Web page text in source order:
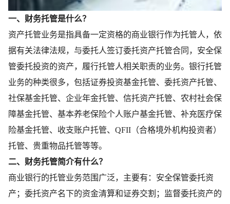
一、财务托管是什么？
资产托管业务是指具备一定资格的商业银行作为托管人，依
据有关法律法规，与委托人签订委托资产托管合同，安全保
管委托投资的资产，履行托管人相关职责的业务。银行托管
业务的种类很多，包括证券投资基金托管、委托资产托管、
社保基金托管、企业年金托管、信托资产托管、农村社会保
障基金托管、基本养老保险个人账户基金托管、补充医疗保
险基金托管、收支账户托管、QFII（合格境外机构投资者）
托管、贵重物品托管等等。
二、财务托管简介有什么？
商业银行的托管业务范围广泛，主要有：安全保管委托资
产；委托资产名下的资金清算和证券交割；监督委托资产的